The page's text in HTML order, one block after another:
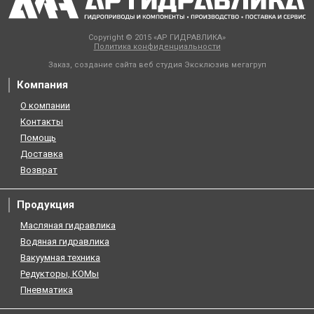
Copyright © 2015 «АР ГИДРАВЛИКА»
Политика конфиденциальности
Заказ, создание сайта веб студия Эксклюзив мегагруп
Компания
О компании
Контакты
Помощь
Доставка
Возврат
Продукция
Масляная гидравлика
Водяная гидравлика
Вакуумная техника
Редукторы, КОМы
Пневматика